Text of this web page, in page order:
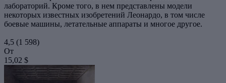
лабораторий. Кроме того, в нем представлены модели
некоторых известных изобретений Леонардо, в том числе
боевые машины, летательные аппараты и многое другое.
4,5 (1 598)
От
15,02 $